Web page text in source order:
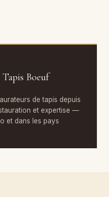
Boeuf
de tapis depuis
et expertise —
et dans les pays